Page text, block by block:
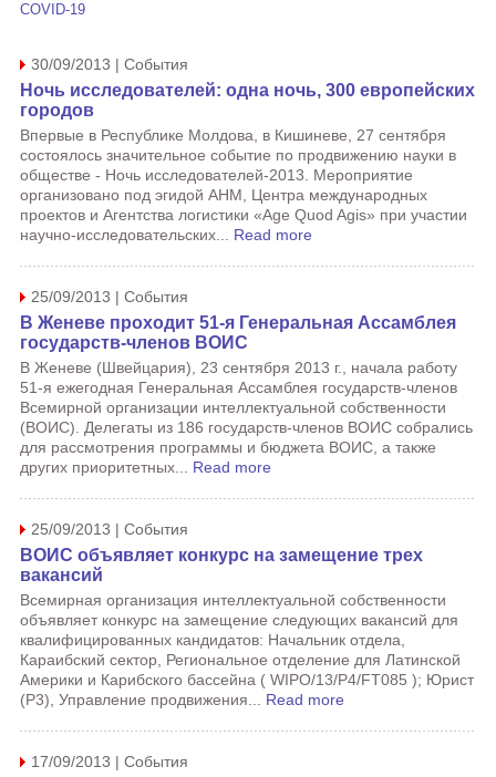
COVID-19
30/09/2013 | События
Ночь исследователей: одна ночь, 300 европейских
городов
Впервые в Республике Молдова, в Кишиневе, 27 сентября
состоялось значительное событие по продвижению науки в
обществе - Ночь исследователей-2013. Мероприятие
организовано под эгидой АНМ, Центра международных
проектов и Агентства логистики «Age Quod Agis» при участии
научно-исследовательских... Read more
25/09/2013 | События
В Женеве проходит 51-я Генеральная Ассамблея
государств-членов ВОИС
В Женеве (Швейцария), 23 сентября 2013 г., начала работу
51-я ежегодная Генеральная Ассамблея государств-членов
Всемирной организации интеллектуальной собственности
(ВОИС). Делегаты из 186 государств-членов ВОИС собрались
для рассмотрения программы и бюджета ВОИС, а также
других приоритетных... Read more
25/09/2013 | События
ВОИС объявляет конкурс на замещение трех
вакансий
Всемирная организация интеллектуальной собственности
объявляет конкурс на замещение следующих вакансий для
квалифицированных кандидатов: Начальник отдела,
Караибский сектор, Региональное отделение для Латинской
Америки и Карибского бассейна ( WIPO/13/P4/FT085 ); Юрист
(P3), Управление продвижения... Read more
17/09/2013 | События